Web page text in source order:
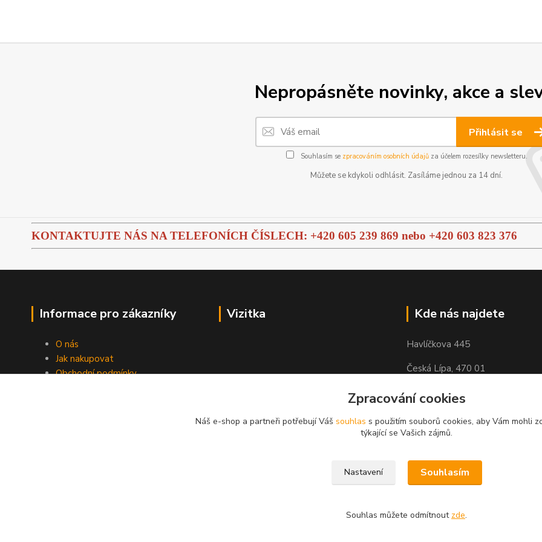
Nepropásněte novinky, akce a
Přihlásit se
Souhlasím se zpracováním osobních údajůza účelem rozesílky newsletteru.
Můžete se kdykoli odhlásit. Zasíláme jednou za 14 dní.
KONTAKTUJTE NÁS NA TELEFONÍCH ČÍSLECH: +420 605 239 869 nebo +420 603 823 376
Informace pro zákazníky
O nás
Jak nakupovat
Obchodní podmínky
Vizitka Kde nás najdete
Havlíčkova 445
Česká Lípa, 470 01
Zpracování cookies
Náš e-shop a partneři potřebují Váš souhlas s použitím souborů cookies, aby Vám mohli
týkající se Vašich zájmů.
Nastavení Souhlasím
Souhlas můžete odmítnout zde.